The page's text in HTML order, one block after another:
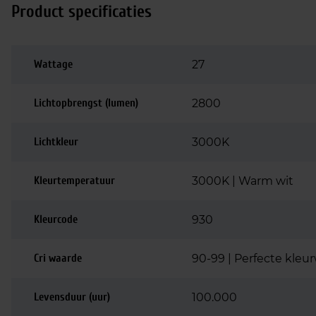
Product specificaties
Wattage 27
Lichtopbrengst (lumen) 2800
Lichtkleur 3000K
Kleurtemperatuur 3000K | Warm wit
Kleurcode 930
Cri waarde 90-99 | Perfecte
Levensduur (uur) 100.000